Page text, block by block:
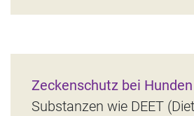
Zeckenschutz bei Hunden
Substanzen wie DEET